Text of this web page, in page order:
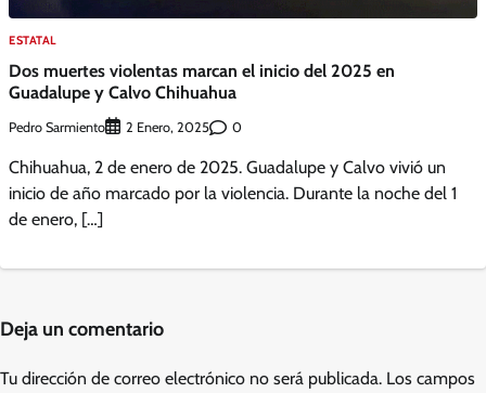
ESTATAL
Dos muertes violentas marcan el inicio del 2025 en
Guadalupe y Calvo Chihuahua
Pedro Sarmiento 2 Enero, 2025 0
Chihuahua, 2 de enero de 2025. Guadalupe y Calvo vivió un
inicio de año marcado por la violencia. Durante la noche del 1
de enero, […]
Deja un comentario
Tu dirección de correo electrónico no será publicada. Los campos